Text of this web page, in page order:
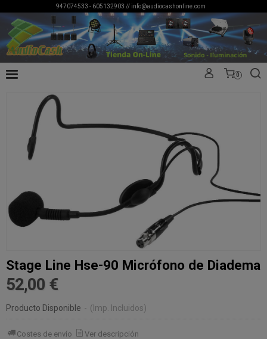
947074533 - 605132903 // info@audiocashonline.com
0
Stage Line Hse-90 Micrófono de Diadema
52,00 €
Producto Disponible - (Imp. Incluidos)
Costes de envío Ver descripción